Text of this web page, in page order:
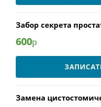
Забор секрета
600р
Замена